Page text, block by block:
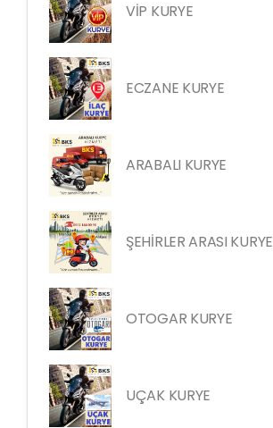
VİP KURYE
ECZANE KURYE
ARABALI KURYE
ŞEHİRLER ARASI KURYE
OTOGAR KURYE
UÇAK KURYE